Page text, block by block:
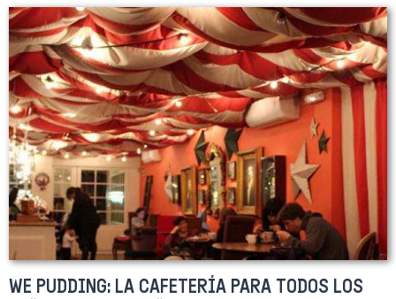
ORIGINAL
Y
MERIENDAS
DELICIOSAS
PARA
TODAS
LAS
EDADES
WE PUDDING: LA CAFETERÍA PARA TODOS LOS